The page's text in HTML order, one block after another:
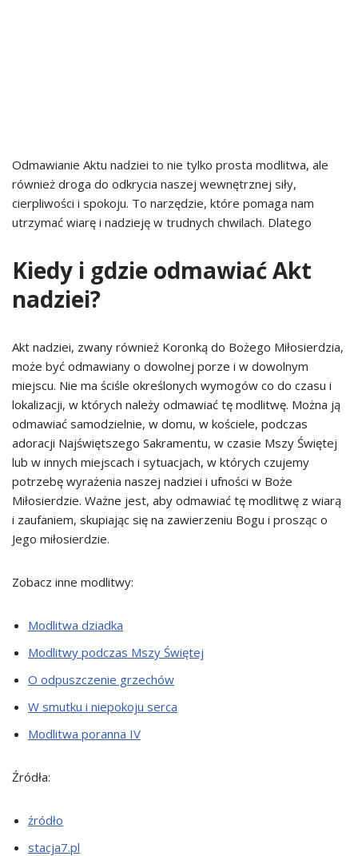
Odmawianie Aktu nadziei to nie tylko prosta modlitwa, ale
również droga do odkrycia naszej wewnętrznej siły,
cierpliwości i spokoju. To narzędzie, które pomaga nam
utrzymać wiarę i nadzieję w trudnych chwilach. Dlatego
Kiedy i gdzie odmawiać Akt
nadziei?
Akt nadziei, zwany również Koronką do Bożego Miłosierdzia,
może być odmawiany o dowolnej porze i w dowolnym
miejscu. Nie ma ściśle określonych wymogów co do czasu i
lokalizacji, w których należy odmawiać tę modlitwę. Można ją
odmawiać samodzielnie, w domu, w kościele, podczas
adoracji Najświętszego Sakramentu, w czasie Mszy Świętej
lub w innych miejscach i sytuacjach, w których czujemy
potrzebę wyrażenia naszej nadziei i ufności w Boże
Miłosierdzie. Ważne jest, aby odmawiać tę modlitwę z wiarą
i zaufaniem, skupiając się na zawierzeniu Bogu i prosząc o
Jego miłosierdzie.
Zobacz inne modlitwy:
Modlitwa dziadka
Modlitwy podczas Mszy Świętej
O odpuszczenie grzechów
W smutku i niepokoju serca
Modlitwa poranna IV
Źródła:
źródło
stacja7.pl